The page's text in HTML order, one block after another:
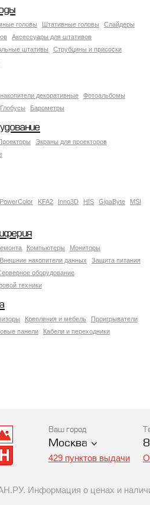
головы Штативные головы
Слайдеры
Аксессуары для штативов
штативы
Струбцины и присоски
декоративные
Фотоальбомы
Глобусы Барометры
Экраны для проекторов
PowerColor KFA2 Inno3D HIS GigaByte
MSI
Компьютеры
Мониторы
Внешние накопители данных
Защита питания
оборудование
техники
Крепления и мебель
Проигрыватели
панели Кабели и переходники
Ваш город
Москва
429 пунктов выдачи
Информация о ценах и